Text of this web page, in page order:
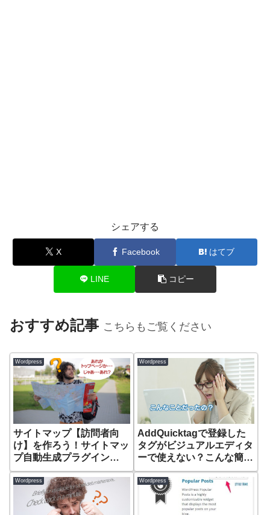
シェアする
X Facebook はてブ
LINE コピー
おすすめ記事 こちらもご覧ください
Wordpress
サイトマップ【訪問者向
け】を作ろう！サイトマッ
プ自動生成プラグイン
「PS Auto Sitemap」の設
定方法。
Wordpress
AddQuicktagで登録した
タグがビジュアルエディタ
ーで使えない？こんな簡単
なことでした。
Wordpress Wordpress